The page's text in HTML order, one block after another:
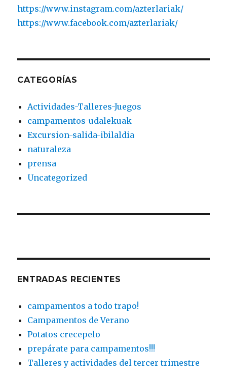
https://www.instagram.com/azterlariak/
https://www.facebook.com/azterlariak/
CATEGORÍAS
Actividades-Talleres-Juegos
campamentos-udalekuak
Excursion-salida-ibilaldia
naturaleza
prensa
Uncategorized
ENTRADAS RECIENTES
campamentos a todo trapo!
Campamentos de Verano
Potatos crecepelo
prepárate para campamentos!!!
Talleres y actividades del tercer trimestre